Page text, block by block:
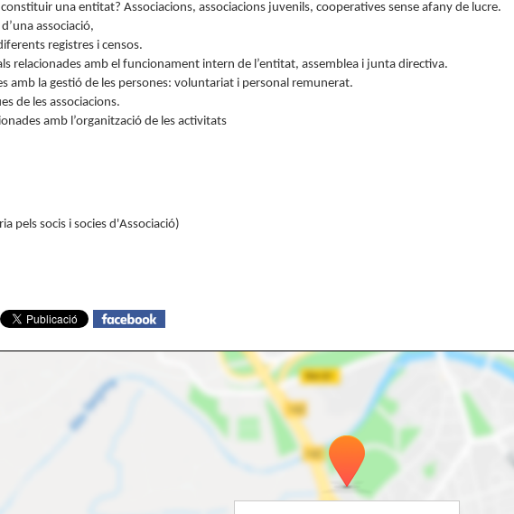
una entitat? Associacions, associacions juvenils, cooperatives sense afany de lucre.
associació,
registres i censos.
relacionades amb el funcionament intern de l’entitat, assemblea i junta directiva.
amb la gestió de les persones: voluntariat i personal remunerat.
de les associacions.
amb l’organització de les activitats
pels socis i socies d'Associació)